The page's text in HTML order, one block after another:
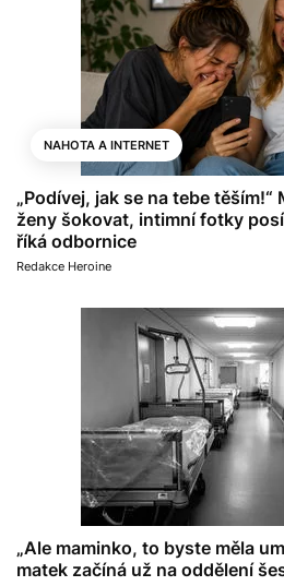
NAHOTA A INTERNET
„Podívej, jak se na tebe
ženy šokovat, intimní fotky
říká odbornice
Redakce Heroine
„Ale maminko, to byste měla
matek začíná už na oddělení